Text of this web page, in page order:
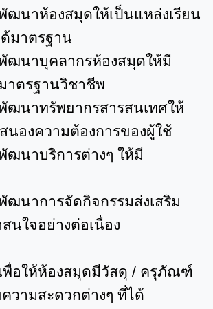
ฒนาห้องสมุดให้เป็นแหล่งเรียน
มาตรฐาน
ฒนาบุคลากรห้องสมุดให้มี
าตรฐานวิชาชีพ
ฒนาทรัพยากรสารสนเทศให้
องความต้องการของผู้ใช้
ฒนาบริการต่างๆ ให้มี
ฒนาการจัดกิจกรรมส่งเสริม
นใจอย่างต่อเนื่อง
พื่อให้ห้องสมุดมีวัสดุ / ครุภัณฑ์
วามสะดวกต่างๆ ที่ได้